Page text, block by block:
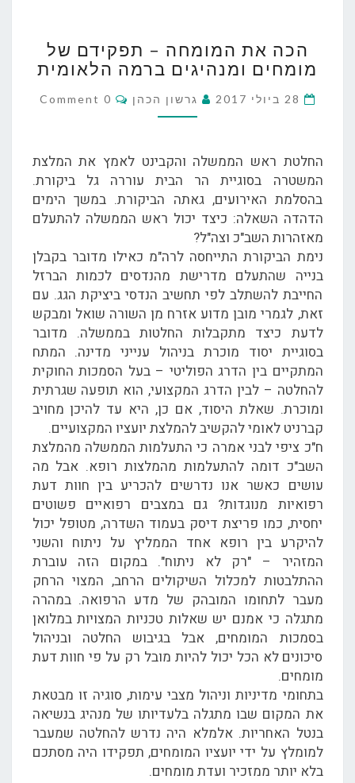
את
המומחה
תפקידם
ומנהיגים
ברמה
הלאומית
הכה את המומחה – תפקידם של
מומחים ומנהיגים ברמה הלאומית
28 ביולי 2017 גרשון הכהן Comments
0 Comment
החלטת ראש הממשלה והקבינט לאמץ את המלצת
המשטרה בסוגיית הר הבית עוררה גל ביקורת.
בהסלמת האירועים, גאתה הביקורת. במשך הימים
הדהדה השאלה: כיצד יכול ראש הממשלה להתעלם
מאזהרות השב"כ וצה"ל?
נימת הביקורת התייחסה לרה"מ כאילו מדובר בקבלן
בנייה שהתעלם מדרישת מהנדסים לכמות הברזל
החייבת להשתלב לפי תחשיב הנדסי ביציקת הגג. עם
זאת, לגמרי מובן מדוע אזרח מן השורה שואל ומבקש
לדעת כיצד מתקבלות החלטות בממשלה. מדובר
בסוגיית יסוד מוכרת בניהול ענייני מדינה. המתח
המתקיים בין הדרג הפוליטי – בעל הסמכות החוקית
להחלטה – לבין הדרג המקצועי, הוא תופעה שגרתית
ומוכרת. שאלת היסוד, אם כן, היא עד להיכן מחויב
קברניט לאומי להקשיב להמלצת יועציו המקצועיים.
ח"כ ציפי לבני אמרה כי התעלמות הממשלה מהמלצת
השב"כ דומה להתעלמות מהמלצות רופא. אבל מה
עושים כאשר אנו נדרשים להכריע בין חוות דעת
רפואיות מנוגדות? גם במצבים רפואיים פשוטים
יחסית, כמו פריצת דיסק בעמוד השדרה, מטופל יכול
להיקרע בין רופא אחד הממליץ על ניתוח והשני
המזהיר – "רק לא ניתוח". במקום הזה עוברת
ההתלבטות למכלול השיקולים הרחב, המצוי הרחק
מעבר לתחומו המובהק של מדע הרפואה. במהרה
מתגלה כי אמנם יש שאלות טכניות המצויות במלואן
בסמכות המומחים, אבל בגיבוש החלטה ובניהול
סיכונים לא הכל יכול להיות מובל רק על פי חוות דעת
מומחים.
בתחומי מדיניות וניהול מצבי עימות, סוגיה זו מבטאת
את המקום שבו מתגלה בלעדיותו של מנהיג בנשיאה
בנטל האחריות. אלמלא היה נדרש להחלטה שמעבר
למומלץ על ידי יועציו המומחים, תפקידו היה מסתכם
בלא יותר ממזכיר ועדת מומחים.